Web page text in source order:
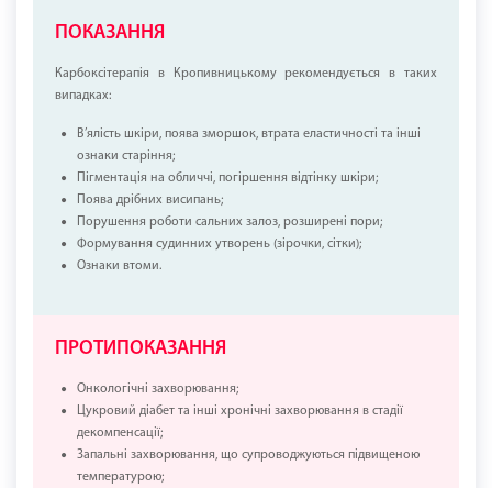
ПОКАЗАННЯ
Карбоксітерапія в Кропивницькому рекомендується в таких
випадках:
В’ялість шкіри, поява зморшок, втрата еластичності та інші
ознаки старіння;
Пігментація на обличчі, погіршення відтінку шкіри;
Поява дрібних висипань;
Порушення роботи сальних залоз, розширені пори;
Формування судинних утворень (зірочки, сітки);
Ознаки втоми.
ПРОТИПОКАЗАННЯ
Онкологічні захворювання;
Цукровий діабет та інші хронічні захворювання в стадії
декомпенсації;
Запальні захворювання, що супроводжуються підвищеною
температурою;